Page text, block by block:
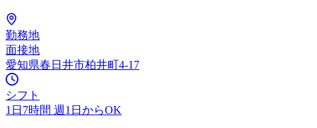
勤務地
面接地
愛知県春日井市柏井町4-17
シフト
1日7時間 週1日からOK